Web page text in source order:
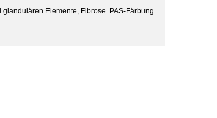
Elemente, Fibrose. PAS-Färbung